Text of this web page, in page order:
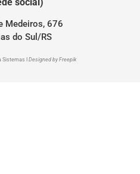
Medeiros, 676
do Sul/RS
Sistemas Designed by Freepik